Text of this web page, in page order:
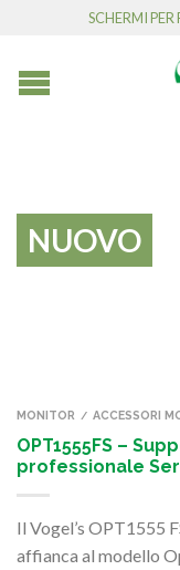
SCHERMI
NUOVO
MONITOR / ACCESSORI
OPT1555FS –
professionale
Il Vogel’s OPT1555
affianca al modello